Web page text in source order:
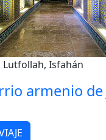
Isfahán
armenio de